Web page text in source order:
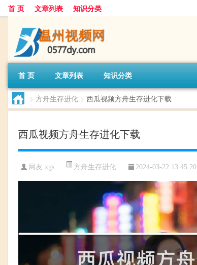
首 页 文章列表 知识分类
首 页 文章列表 知识分类
> 方舟生存进化 > 西瓜视频方舟生存进化下载
西瓜视频方舟生存进化下载
网友:xgs 方舟生存进化 2024-03-22 13:45:20